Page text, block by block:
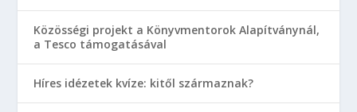
Közösségi projekt a Könyvmentorok Alapítványnál,
a Tesco támogatásával
Híres idézetek kvíze: kitől származnak?